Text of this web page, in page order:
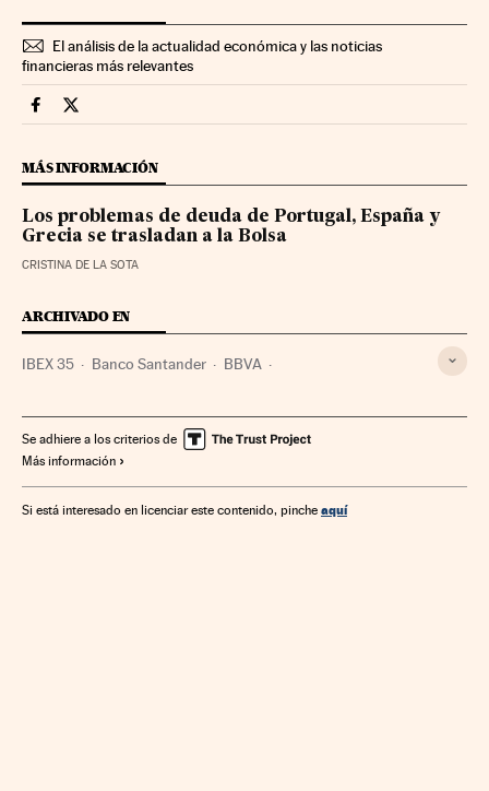
El análisis de la actualidad económica y las noticias
financieras más relevantes
Mercados Financieros Cinco Días en Facebook
Mercados Financieros Cinco Días en Twitter
MÁS INFORMACIÓN
Los problemas de deuda de Portugal, España y
Grecia se trasladan a la Bolsa
CRISTINA DE LA SOTA
ARCHIVADO EN
IBEX 35 Banco Santander BBVA
Se adhiere a los criterios de
Más información
Si está interesado en licenciar este contenido, pinche aquí